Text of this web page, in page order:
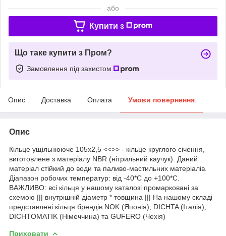
або
Купити з
Що таке купити з Пром?
Замовлення під захистом
Опис Доставка Оплата Умови повернення
Опис
Кільце ущільнююче 105х2,5 <<>> - кільце круглого січення,
виготовлене з матеріалу NBR (нітрильний каучук). Даний
матеріал стійкий до води та паливо-мастильних матеріалів.
Діапазон робочих температур: від -40*С до +100*С.
ВАЖЛИВО: всі кільця у нашому каталозі промарковані за
схемою ||| внутрішній діаметр * товщина ||| На нашому складі
представлені кільця брендів NOK (Японія), DICHTA (Італія),
DICHTOMATIK (Німеччина) та GUFERO (Чехія)
Приховати